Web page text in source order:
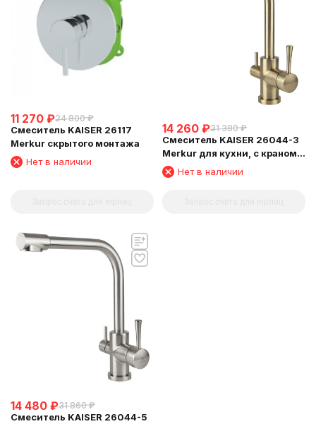
11 270 ₽24 800 ₽
Смеситель KAISER 26117
Merkur скрытого монтажа
Нет в наличии
14 260 ₽31 380 ₽
Смеситель KAISER 26044-3
Merkur для кухни, с краном
для питьевой воды,
бронзовый
Нет в наличии
14 480 ₽31 860 ₽
Смеситель KAISER 26044-5